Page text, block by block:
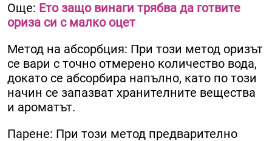
Още: Ето защо винаги трябва да готвите
ориза си с малко оцет
Метод на абсорбция: При този метод оризът
се вари с точно отмерено количество вода,
докато се абсорбира напълно, като по този
начин се запазват хранителните вещества
и ароматът.
Парене: При този метод предварително